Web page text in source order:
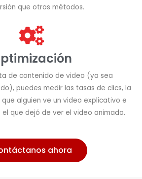
que otros métodos.
de contenido de video (ya sea
puedes medir las tasas de clics, la
alguien ve un video explicativo e
el que dejó de ver el video animado.
ahora